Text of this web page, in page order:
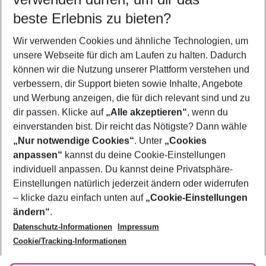
5-8 Nächte
2 Erwachsene Keine Kinder
Mehr Filter anzeigen
Footer
Footer navigation
Über uns
AGB
Bestpreisgarantie
Cookie-Einstellungen ändern
Cookie-Richtlinie
Agenturbetreuung
Barrierefreies Reisen
Folge uns
beste Erlebnis zu bieten?
Wir verwenden Cookies und ähnliche Technologien, um
unsere Webseite für dich am Laufen zu halten. Dadurch
können wir die Nutzung unserer Plattform verstehen und
verbessern, dir Support bieten sowie Inhalte, Angebote
und Werbung anzeigen, die für dich relevant sind und zu
dir passen. Klicke auf „Alle akzeptieren“, wenn du
einverstanden bist. Dir reicht das Nötigste? Dann wähle
„Nur notwendige Cookies“. Unter „Cookies
anpassen“ kannst du deine Cookie-Einstellungen
individuell anpassen. Du kannst deine Privatsphäre-
Einstellungen natürlich jederzeit ändern oder widerrufen
– klicke dazu einfach unten auf „Cookie-Einstellungen
ändern“.
Datenschutz-Informationen
Impressum
Cookie/Tracking-Informationen